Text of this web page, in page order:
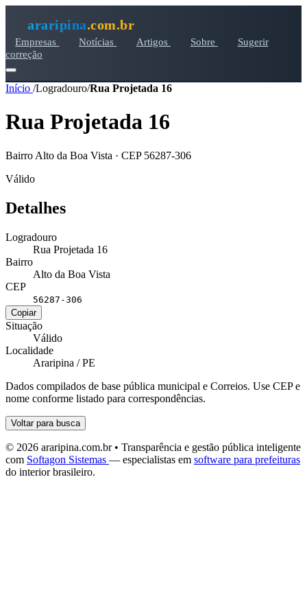
araripina.com.br
Empresas Notícias Artigos Sobre
Sugerir
correção
Início /Logradouro/Rua Projetada 16
Rua Projetada 16
Bairro Alto da Boa Vista · CEP 56287-306
Válido
Detalhes
Logradouro
Rua Projetada 16
Bairro
Alto da Boa Vista
CEP
56287-306
Copiar
Situação
Válido
Localidade
Araripina / PE
Dados compilados de base pública municipal e Correios. Use CEP e
nome conforme listado para correspondências.
Voltar para busca
© 2026 araripina.com.br • Transparência e gestão pública inteligente
com Softagon Sistemas — especialistas em software para prefeituras
do interior brasileiro.